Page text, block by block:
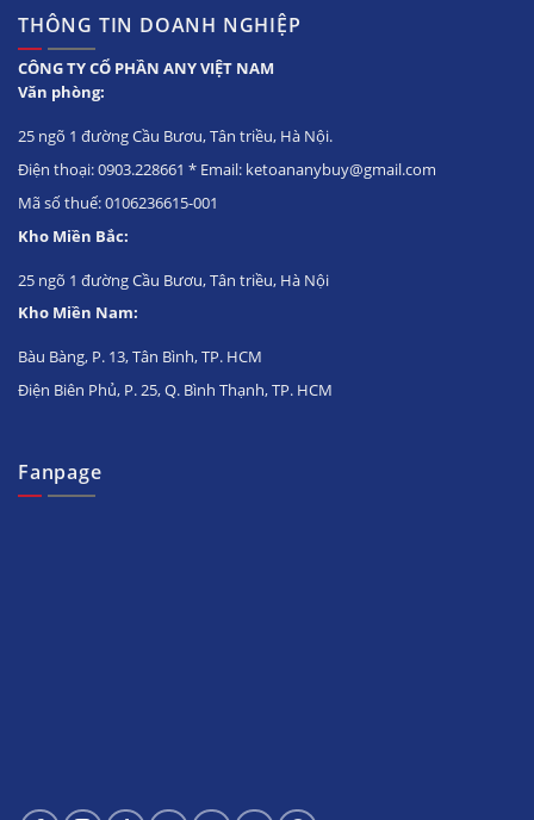
THÔNG TIN DOANH NGHIỆP
CÔNG TY CỔ PHẦN ANY VIỆT NAM
Văn phòng:
25 ngõ 1 đường Cầu Bươu, Tân triều, Hà Nội.
Điện thoại: 0903.228661 * Email: ketoananybuy@gmail.com
Mã số thuế: 0106236615-001
Kho Miền Bắc:
25 ngõ 1 đường Cầu Bươu, Tân triều, Hà Nội
Kho Miền Nam:
Bàu Bàng, P. 13, Tân Bình, TP. HCM
Điện Biên Phủ, P. 25, Q. Bình Thạnh, TP. HCM
Fanpage